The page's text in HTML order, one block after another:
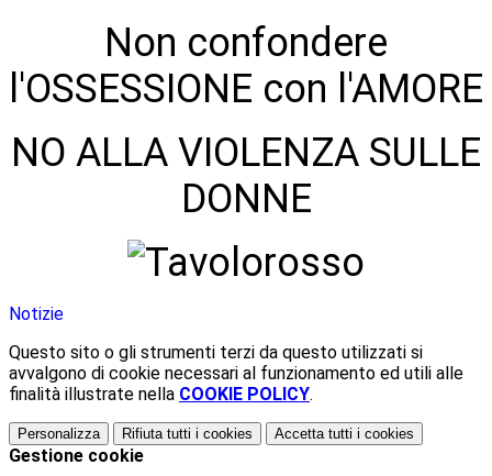
Non confondere
l'OSSESSIONE con l'AMORE
NO ALLA VIOLENZA SULLE
DONNE
Notizie
Questo sito o gli strumenti terzi da questo utilizzati si
avvalgono di cookie necessari al funzionamento ed utili alle
finalità illustrate nella COOKIE POLICY.
Personalizza Rifiuta tutti i cookies Accetta tutti i cookies
Gestione cookie